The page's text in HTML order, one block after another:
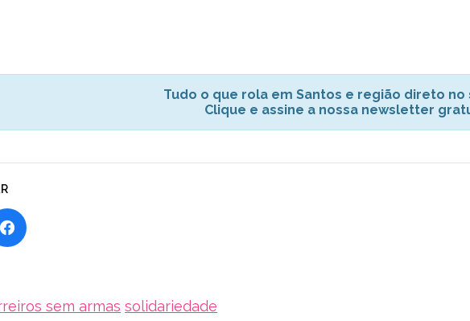
Tudo o que rola em Santos e região direto no
Clique e assine a nossa newsletter
sem armas solidariedade